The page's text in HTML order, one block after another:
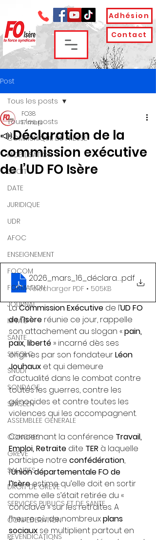
Adhésion
Contact
Post
Tous les posts
COMMUNIQUE DE PRESSE
MOBILISATION
DROIT
DATE
JURIDIQUE
UDR
AFOC
ENSEIGNEMENT
FOCOM
FORMATION
JOURNAL
M TAG
SANTE
SNFOLC
SNUDI
SONDAGE
SPASEEN
ASSEMBLEE GENERALE
CONGRES
GREVE
SALAIRES
DROIT DE GREVE
SERVICES PUBLICS ET DE SANTE
CONFEDERATION
REVENDICATIONS
Tous les posts
📣Déclaration de la
commission exécutive
de l’UD FO Isère
FO38
17 mars
2026_mars_16_déclaration CE UD
.pdf
Télécharger PDF • 505KB
La Commission Exécutive de l’UD FO
de l’Isère réunie ce jour, rappelle
son attachement au slogan « pain,
paix, liberté » incarné dès ses
origines par son fondateur Léon
Jouhaux et qui demeure
d’actualité dans le combat contre
toutes les guerres, contre les
génocides et contre toutes les
violences qui les accompagnent.
Concernant la conférence Travail,
Emploi, Retraite dite TER à laquelle
participe notre confédération,
l’Union départementale FO de
l’Isère estime qu’elle doit en sortir
comme elle s’était retirée du «
conclave » sur les retraites. A
l’heure où de nombreux plans
sociaux se multiplient partout en